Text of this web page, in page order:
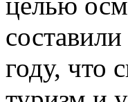
году, что